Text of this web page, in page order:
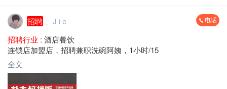
招聘 、J i e 电话
招聘行业 : 酒店餐饮
连锁店加盟店，招聘兼职洗碗阿姨，1小时/15
全文